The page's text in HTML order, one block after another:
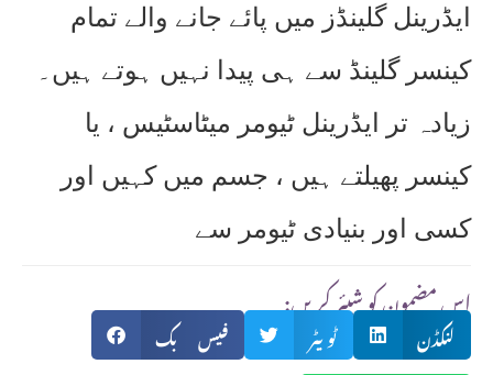
ایڈرینل گلینڈز میں پائے جانے والے تمام
کینسر گلینڈ سے ہی پیدا نہیں ہوتے ہیں۔
زیادہ تر ایڈرینل ٹیومر میٹاسٹیس ، یا
کینسر پھیلتے ہیں ، جسم میں کہیں اور
کسی اور بنیادی ٹیومر سے
:اس مضمون کو شیئر کریں
فیس بک ٹویٹر
لنکڈن